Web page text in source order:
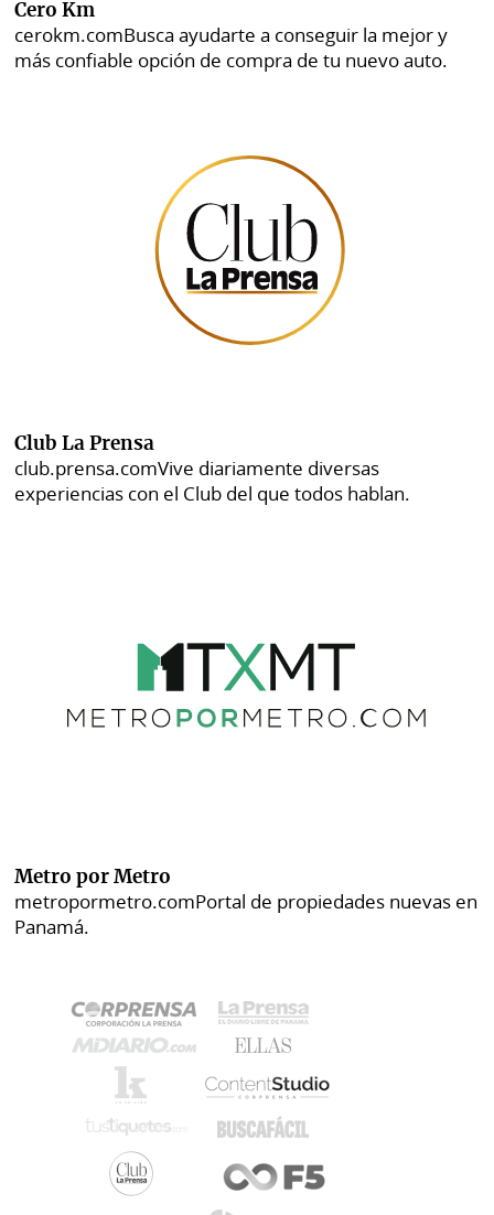
Cero Km
cerokm.comBusca ayudarte a conseguir la mejor y
más confiable opción de compra de tu nuevo auto.
Club La Prensa
club.prensa.comVive diariamente diversas
experiencias con el Club del que todos hablan.
Metro por Metro
metropormetro.comPortal de propiedades nuevas en
Panamá.